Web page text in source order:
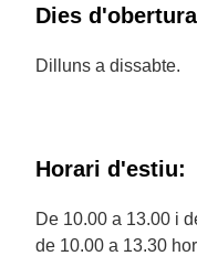
Dies
Dilluns a dissabte.
Horari d'estiu:
De 10.00 a 13.00 i
de 10.00 a 13.30